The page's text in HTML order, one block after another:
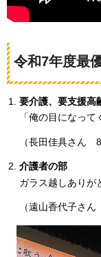
令和7年度最
要介護、要支援高
「俺の目になっ
（長田佳具さん
介護者の部
ガラス越しありが
（遠山香代子さん